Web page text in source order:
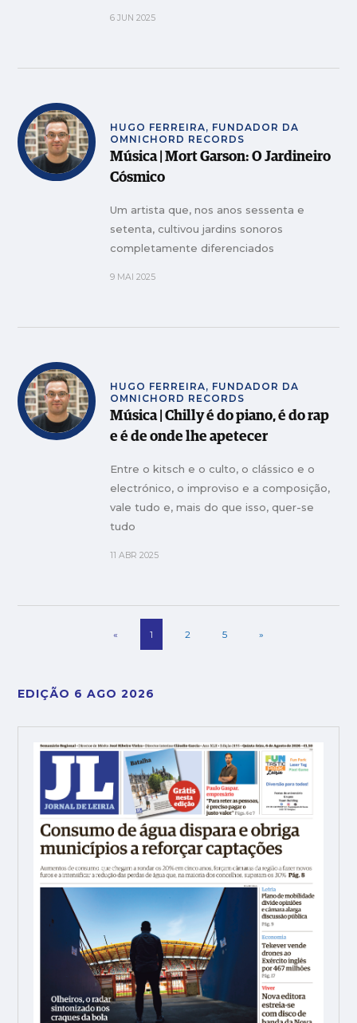
6 JUN 2025
HUGO FERREIRA, FUNDADOR DA
OMNICHORD RECORDS
Música | Mort Garson: O Jardineiro
Cósmico
Um artista que, nos anos sessenta e
setenta, cultivou jardins sonoros
completamente diferenciados
9 MAI 2025
HUGO FERREIRA, FUNDADOR DA
OMNICHORD RECORDS
Música | Chilly é do piano, é do rap
e é de onde lhe apetecer
Entre o kitsch e o culto, o clássico e o
electrónico, o improviso e a composição,
vale tudo e, mais do que isso, quer-se
tudo
11 ABR 2025
« 1 2 5 »
EDIÇÃO 6 AGO 2026